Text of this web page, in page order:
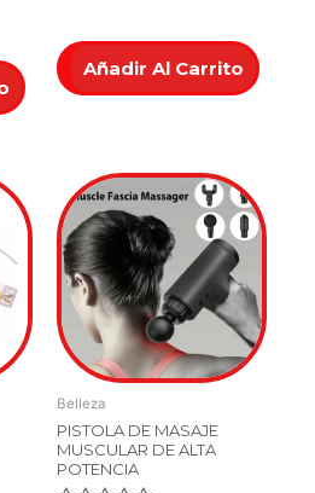
Añadir Al Carrito
Belleza
PISTOLA DE MASAJE
MUSCULAR DE ALTA
POTENCIA